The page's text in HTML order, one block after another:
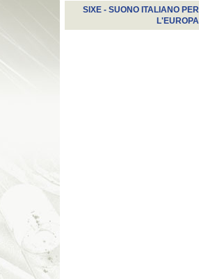
SIXE - SUONO ITALIANO PER
L'EUROPA